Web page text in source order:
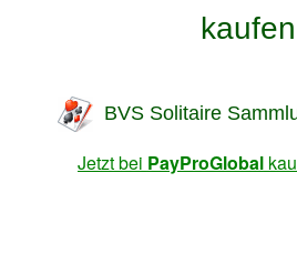
kaufen
BVS Solitaire
Jetzt bei PayProGlobal